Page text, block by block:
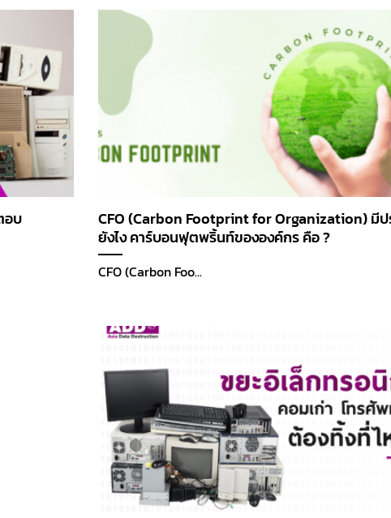
อบ
CFO (Carbon Footprint for Organization) มีป
ยังไง คาร์บอนฟุตพริ้นท์ขององค์กร คือ ?
CFO (Carbon Foo...